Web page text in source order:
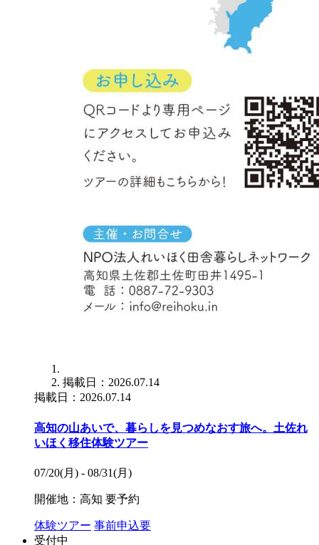
掲載日：2026.07.14
掲載日：2026.07.14
高知の山あいで、暮らしを見つめなおす旅へ。土佐れ
いほく移住体験ツアー
07/20(月) - 08/31(月)
開催地：高知 要予約
体験ツアー 事前申込要
受付中